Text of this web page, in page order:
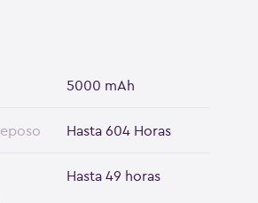
5000 mAh
Hasta 604 Horas
Hasta 49 horas